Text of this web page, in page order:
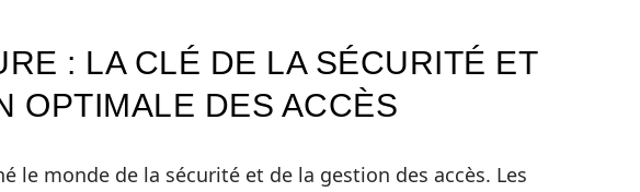
: LA CLÉ DE LA SÉCURITÉ ET
OPTIMALE DES ACCÈS
le monde de la sécurité et de la gestion des accès. Les